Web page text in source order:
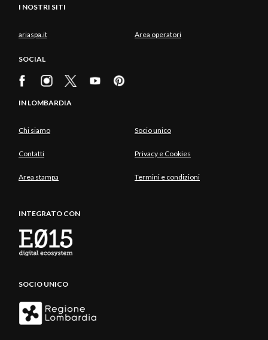
I NOSTRI SITI
ariaspa.it Area operatori
SOCIAL
IN LOMBARDIA
Chi siamo Socio unico
Contatti Privacy e Cookies
Area stampa Termini e condizioni
INTEGRATO CON
SOCIO UNICO